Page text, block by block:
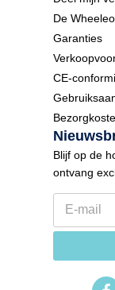
De
Garanties
CE-
Blijf op de
ontvang
E
m
N
e